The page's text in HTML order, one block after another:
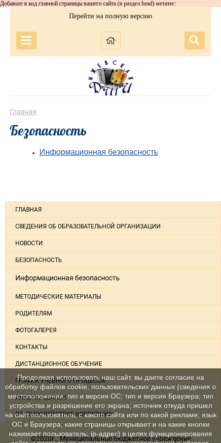
Добавьте в код главной страницы вашего сайта (в раздел head) метатег:
Перейти на полную версию
Главная
Безопасность
Информационная безопасность
ГЛАВНАЯ
СВЕДЕНИЯ ОБ ОБРАЗОВАТЕЛЬНОЙ ОРГАНИЗАЦИИ
НОВОСТИ
БЕЗОПАСНОСТЬ
Информационная безопасность
МЕТОДИЧЕСКИЕ МАТЕРИАЛЫ
РОДИТЕЛЯМ
ФОТОГАЛЕРЕЯ
КОНТАКТЫ
ДИСТАНЦИОННОЕ ОБУЧЕНИЕ
ГРАФИК УЧЕБНОГО ПРОЦЕССА
АНКЕТИРОВАНИЕ
ПРОТИВОДЕЙСТВИЕ КОРРУПЦИИ
©2020г., Муниципальное бюджетное учреждение
Продолжая использовать наш сайт, вы даете согласие на
обработку файлов cookie, пользовательских данных (сведения о
местоположении; тип и версия ОС; тип и версия Браузера; тип
устройства и разрешение его экрана; источник откуда пришел
на сайт пользователь; с какого сайта или по какой рекламе; язык
ОС и Браузера; какие страницы открывает и на какие кнопки
нажимает пользователь; ip-адрес) в целях функционирования